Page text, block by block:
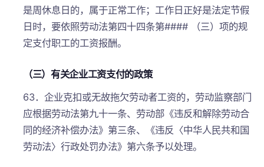
是周休息日的，属于正常工作；工作日正好是法定节假
日时，要依照劳动法第四十四条第#### （三）项的规
定支付职工的工资报酬。
（三）有关企业工资支付的政策
63．企业克扣或无故拖欠劳动者工资的，劳动监察部门
应根据劳动法第九十一条、劳动部《违反和解除劳动合
同的经济补偿办法》第三条、《违反〈中华人民共和国
劳动法〉行政处罚办法》第六条予以处理。